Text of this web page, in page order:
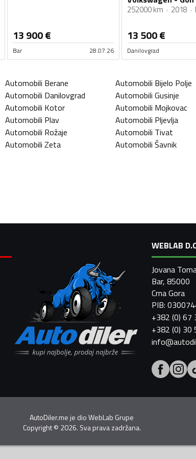
13 900€
Bar 28.07.26
252000 km 2018
13 500€
Danilovgrad
Automobili Berane Automobili Bijelo Polje
Automobili Danilovgrad Automobili Gusinje
Automobili Kotor Automobili Mojkovac
Automobili Plav Automobili Pljevlja
Automobili Rožaje Automobili Tivat
Automobili Zeta Automobili Šavnik
WEBLAB
Jovana
Bar, 85000
Crna Gora
PIB:
+382 (0) 67
+382 (0) 30
AutoDiler.me je dioWebLab Grupe
Copyright© 2026. Sva prava zadržana.